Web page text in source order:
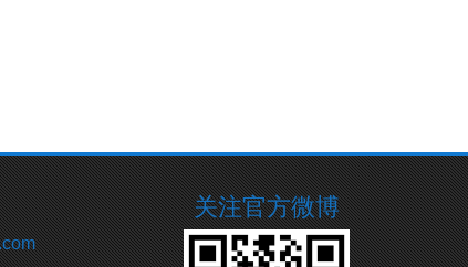
关注官方微博